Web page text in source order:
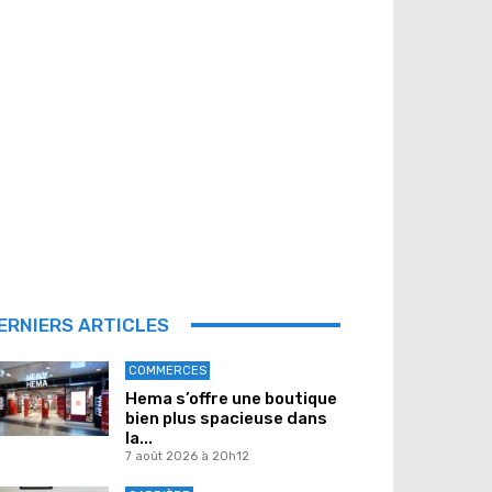
ARTICLES
COMMERCES
Hema s’offre une boutique
bien plus spacieuse dans
la...
7 août 2026 à 20h12